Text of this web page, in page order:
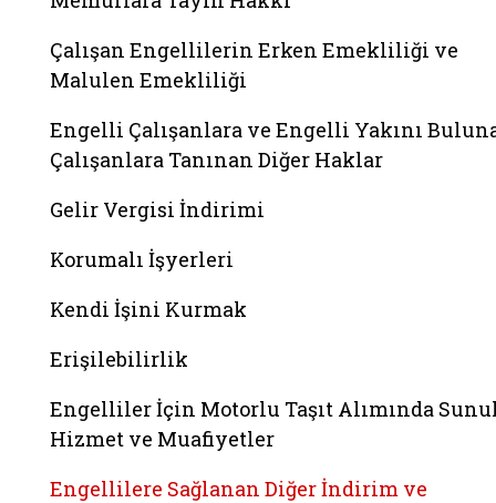
Çalışan Engellilerin Erken Emekliliği ve
Malulen Emekliliği
Engelli Çalışanlara ve Engelli Yakını
Çalışanlara Tanınan Diğer Haklar
Gelir Vergisi İndirimi
Korumalı İşyerleri
Kendi İşini Kurmak
Erişilebilirlik
Engelliler İçin Motorlu Taşıt Alımında
Hizmet ve Muafiyetler
Engellilere Sağlanan Diğer İndirim ve